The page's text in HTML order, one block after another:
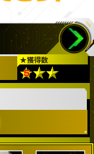
★獲得数